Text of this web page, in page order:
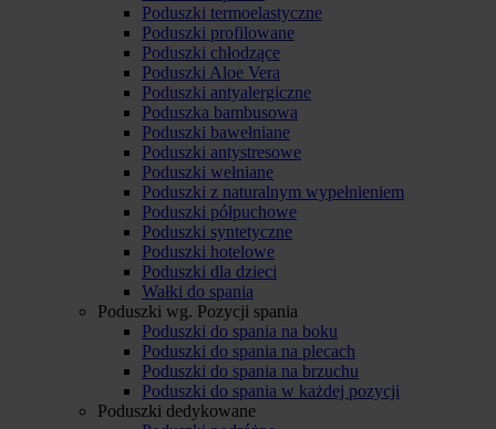
Poduszki termoelastyczne
Poduszki profilowane
Poduszki chłodzące
Poduszki Aloe Vera
Poduszki antyalergiczne
Poduszka bambusowa
Poduszki bawełniane
Poduszki antystresowe
Poduszki wełniane
Poduszki z naturalnym wypełnieniem
Poduszki półpuchowe
Poduszki syntetyczne
Poduszki hotelowe
Poduszki dla dzieci
Wałki do spania
Poduszki wg. Pozycji spania
Poduszki do spania na boku
Poduszki do spania na plecach
Poduszki do spania na brzuchu
Poduszki do spania w każdej pozycji
Poduszki dedykowane